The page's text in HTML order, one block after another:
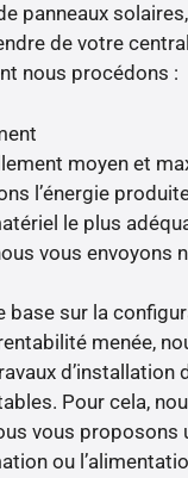
panneaux
de votre
nous procédons :
moyen et
l’énergie
le plus
vous envoyons
base sur la
menée,
d’installation
Pour cela,
vous proposons
ou